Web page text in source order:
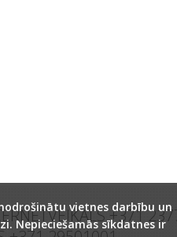
+371
vietnes darbību un
Nepieciešamās sīkdatnes ir